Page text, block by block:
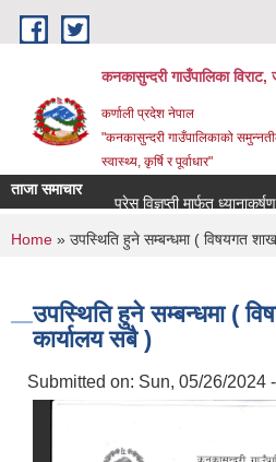
Skip to main content
कनकासुन्दरी गाउँपालिका विराट,
कर्णाली प्रदेश नेपाल
"कनकासुन्दरी गाउँपालिकाको
स्वास्थ्य, कृर्षि र पूर्वाधार"
ताजा समाचार
प्रेस विज्ञप्ती मार्फत ध्यानाकर्षण
You are here
Home » उपस्थिति हुने सम्बन्धमा ( विषयगत
उपस्थिति हुने सम्बन्धमा (
कार्यालय सबै )
Submitted on: Sun, 05/26/2024